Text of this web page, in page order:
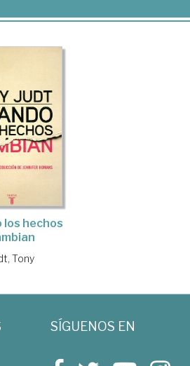
los hechos
Tony
SÍGUENOS EN